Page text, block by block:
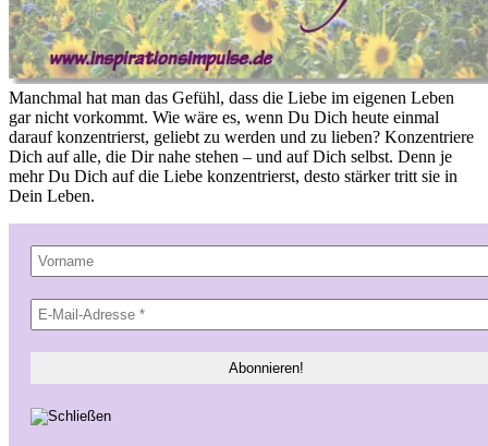
Manchmal hat man das Gefühl, dass die Liebe im eigenen Leben
gar nicht vorkommt. Wie wäre es, wenn Du Dich heute einmal
darauf konzentrierst, geliebt zu werden und zu lieben? Konzentriere
Dich auf alle, die Dir nahe stehen – und auf Dich selbst. Denn je
mehr Du Dich auf die Liebe konzentrierst, desto stärker tritt sie in
Dein Leben.